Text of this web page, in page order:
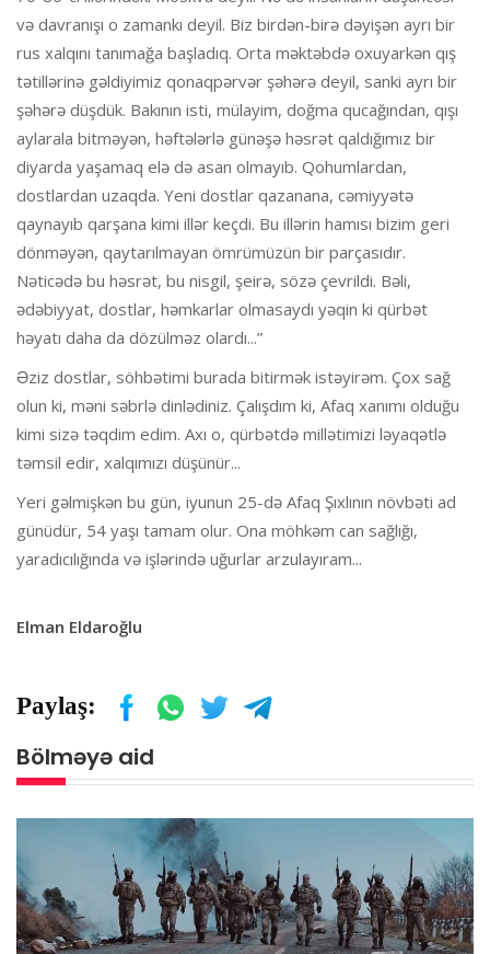
və davranışı o zamankı deyil. Biz birdən-birə dəyişən ayrı bir
rus xalqını tanımağa başladıq. Orta məktəbdə oxuyarkən qış
tətillərinə gəldiyimiz qonaqpərvər şəhərə deyil, sanki ayrı bir
şəhərə düşdük. Bakının isti, mülayim, doğma qucağından, qışı
aylarala bitməyən, həftələrlə günəşə həsrət qaldığımız bir
diyarda yaşamaq elə də asan olmayıb. Qohumlardan,
dostlardan uzaqda. Yeni dostlar qazanana, cəmiyyətə
qaynayıb qarşana kimi illər keçdi. Bu illərin hamısı bizim geri
dönməyən, qaytarılmayan ömrümüzün bir parçasıdır.
Nəticədə bu həsrət, bu nisgil, şeirə, sözə çevrildi. Bəli,
ədəbiyyat, dostlar, həmkarlar olmasaydı yəqin ki qürbət
həyatı daha da dözülməz olardı...”
Əziz dostlar, söhbətimi burada bitirmək istəyirəm. Çox sağ
olun ki, məni səbrlə dinlədiniz. Çalışdım ki, Afaq xanımı olduğu
kimi sizə təqdim edim. Axı o, qürbətdə millətimizi ləyaqətlə
təmsil edir, xalqımızı düşünür...
Yeri gəlmişkən bu gün, iyunun 25-də Afaq Şıxlının növbəti ad
günüdür, 54 yaşı tamam olur. Ona möhkəm can sağlığı,
yaradıcılığında və işlərində uğurlar arzulayıram...
Elman Eldaroğlu
Paylaş:
Bölməyə aid